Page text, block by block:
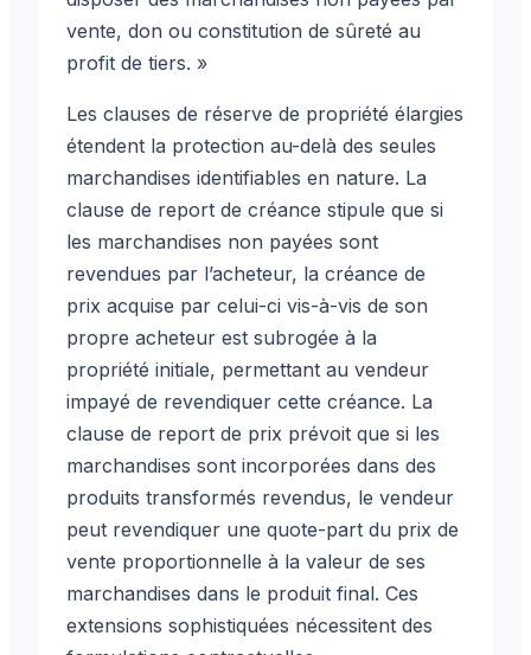
vente, don ou constitution de sûreté au
profit de tiers. »
Les clauses de réserve de propriété élargies
étendent la protection au-delà des seules
marchandises identifiables en nature. La
clause de report de créance stipule que si
les marchandises non payées sont
revendues par l’acheteur, la créance de
prix acquise par celui-ci vis-à-vis de son
propre acheteur est subrogée à la
propriété initiale, permettant au vendeur
impayé de revendiquer cette créance. La
clause de report de prix prévoit que si les
marchandises sont incorporées dans des
produits transformés revendus, le vendeur
peut revendiquer une quote-part du prix de
vente proportionnelle à la valeur de ses
marchandises dans le produit final. Ces
extensions sophistiquées nécessitent des